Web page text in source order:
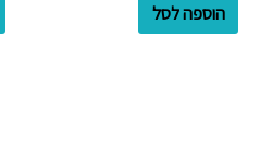
הוספה לסל